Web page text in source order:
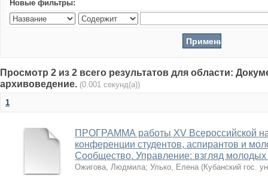
Новые фильтры:
Просмотр 2 из 2 всего результатов для области:
архивоведение. (0.001 секунд(а))
1
ПРОГРАММА работы XV Всероссийской
конференции студентов, аспирантов и
Сообщество. Управление: взгляд молодых
Ожигова, Людмила; Улько, Елена (Кубанский гос.